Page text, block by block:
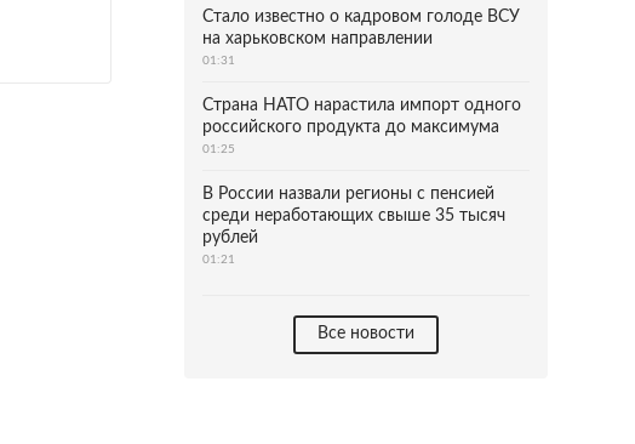
Стало известно о кадровом голоде ВСУ
на харьковском направлении
01:31
Страна НАТО нарастила импорт одного
российского продукта до максимума
01:25
В России назвали регионы с пенсией
среди неработающих свыше 35 тысяч
рублей
01:21
Все новости